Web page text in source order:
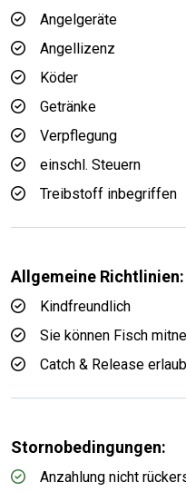
Angelgeräte
Angellizenz
Köder
Getränke
Verpflegung
einschl. Steuern
Treibstoff inbegriffen
Allgemeine Richtlinien:
Kindfreundlich
Sie können Fisch
Catch & Release
Stornobedingungen:
Anzahlung nicht